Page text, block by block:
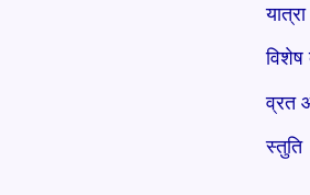
विशेष
व्रत
स्तुति